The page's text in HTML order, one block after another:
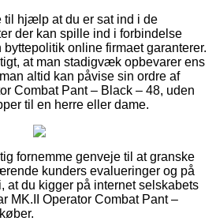
til hjælp at du er sat ind i de
der kan spille ind i forbindelse
byttepolitik online firmaet garanterer.
at man stadigvæk opbevarer ens
altid kan påvise sin ordre af
Combat Pant – Black – 48, uden
til en herre eller dame.
fornemme genveje til at granske
kunders evalueringer og på
at du kigger på internet selskabets
MK.II Operator Combat Pant –